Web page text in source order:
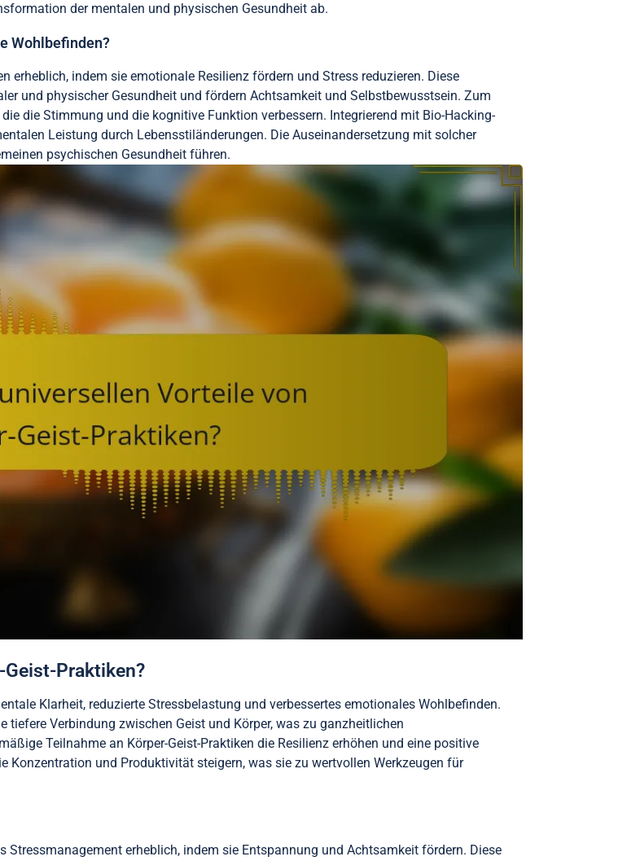
der mentalen und physischen Gesundheit ab.
Wohlbefinden?
erheblich, indem sie emotionale Resilienz fördern und Stress reduzieren. Diese
und physischer Gesundheit und fördern Achtsamkeit und Selbstbewusstsein. Zum
die Stimmung und die kognitive Funktion verbessern. Integrierend mit Bio-Hacking-
Leistung durch Lebensstiländerungen. Die Auseinandersetzung mit solcher
psychischen Gesundheit führen.
Praktiken?
Klarheit, reduzierte Stressbelastung und verbessertes emotionales Wohlbefinden.
Verbindung zwischen Geist und Körper, was zu ganzheitlichen
Teilnahme an Körper-Geist-Praktiken die Resilienz erhöhen und eine positive
Konzentration und Produktivität steigern, was sie zu wertvollen Werkzeugen für
Stressmanagement erheblich, indem sie Entspannung und Achtsamkeit fördern. Diese